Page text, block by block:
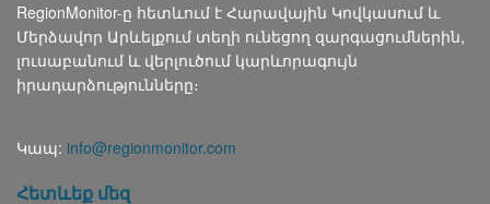
RegionMonitor-ը հետևում է Հարավային Կովկասում և
Մերձավոր Արևելքում տեղի ունեցող զարգացումներին,
լուսաբանում և վերլուծում կարևորագույն
իրադարձությունները։
Կապ: info@regionmonitor.com
Հետևեք մեզ